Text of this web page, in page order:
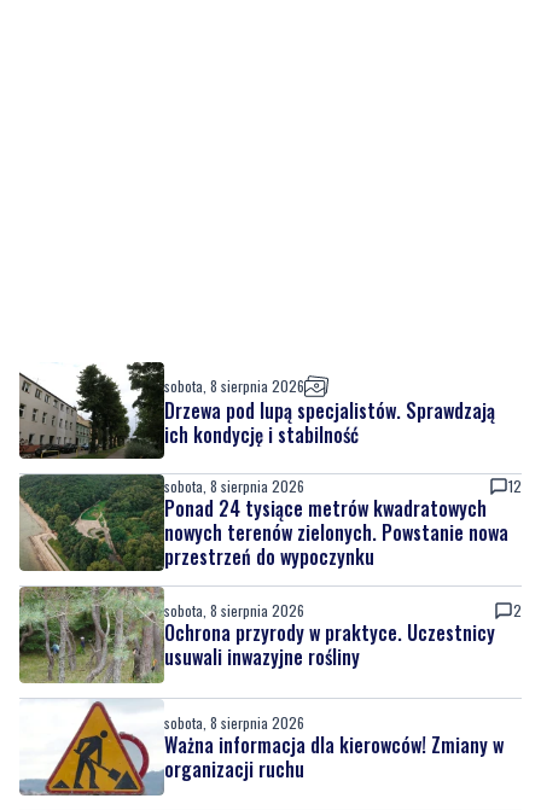
sobota, 8 sierpnia 2026
Drzewa pod lupą specjalistów. Sprawdzają
ich kondycję i stabilność
sobota, 8 sierpnia 2026 12
Ponad 24 tysiące metrów kwadratowych
nowych terenów zielonych. Powstanie nowa
przestrzeń do wypoczynku
sobota, 8 sierpnia 2026 2
Ochrona przyrody w praktyce. Uczestnicy
usuwali inwazyjne rośliny
sobota, 8 sierpnia 2026
Ważna informacja dla kierowców! Zmiany w
organizacji ruchu